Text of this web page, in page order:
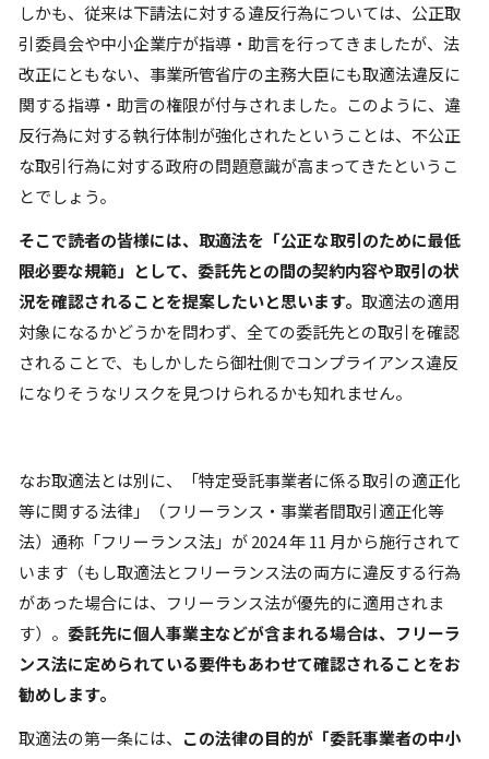
しかも、従来は下請法に対する違反行為については、公正取
引委員会や中小企業庁が指導・助言を行ってきましたが、法
改正にともない、事業所管省庁の主務大臣にも取適法違反に
関する指導・助言の権限が付与されました。このように、違
反行為に対する執行体制が強化されたということは、不公正
な取引行為に対する政府の問題意識が高まってきたというこ
とでしょう。
そこで読者の皆様には、取適法を「公正な取引のために最低
限必要な規範」として、委託先との間の契約内容や取引の状
況を確認されることを提案したいと思います。 取適法の適用
対象になるかどうかを問わず、全ての委託先との取引を確認
されることで、もしかしたら御社側でコンプライアンス違反
になりそうなリスクを見つけられるかも知れません。
なお取適法とは別に、「特定受託事業者に係る取引の適正化
等に関する法律」（フリーランス・事業者間取引適正化等
法）通称「フリーランス法」が 2024 年 11 月から施行されて
います（もし取適法とフリーランス法の両方に違反する行為
があった場合には、フリーランス法が優先的に適用されま
す）。 委託先に個人事業主などが含まれる場合は、フリーラ
ンス法に定められている要件もあわせて確認されることをお
勧めします。
取適法の第一条には、 この法律の目的が「委託事業者の中小